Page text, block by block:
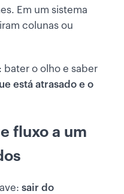
Em um sistema
colunas ou
bater o olho e saber
está atrasado e o
fluxo a um
sair do